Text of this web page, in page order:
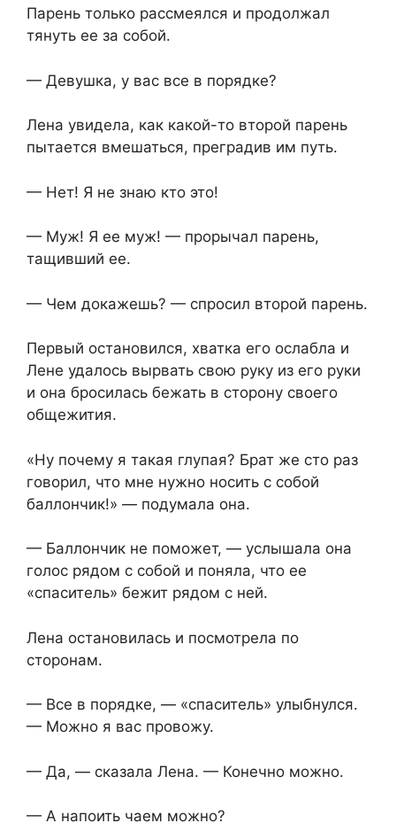
Парень только рассмеялся и продолжал
тянуть ее за собой.
— Девушка, у вас все в порядке?
Лена увидела, как какой-то второй парень
пытается вмешаться, преградив им путь.
— Нет! Я не знаю кто это!
— Муж! Я ее муж! — прорычал парень,
тащивший ее.
— Чем докажешь? — спросил второй парень.
Первый остановился, хватка его ослабла и
Лене удалось вырвать свою руку из его руки
и она бросилась бежать в сторону своего
общежития.
«Ну почему я такая глупая? Брат же сто раз
говорил, что мне нужно носить с собой
баллончик!» — подумала она.
— Баллончик не поможет, — услышала она
голос рядом с собой и поняла, что ее
«спаситель» бежит рядом с ней.
Лена остановилась и посмотрела по
сторонам.
— Все в порядке, — «спаситель» улыбнулся.
— Можно я вас провожу.
— Да, — сказала Лена. — Конечно можно.
— А напоить чаем можно?